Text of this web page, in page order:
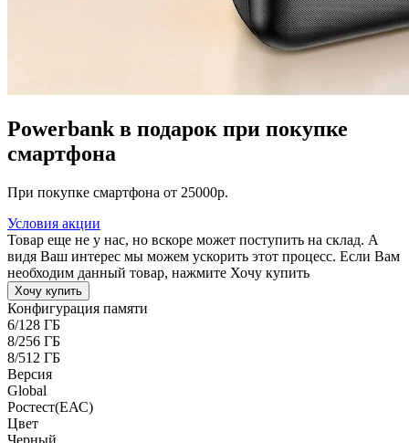
Powerbank в подарок при покупке
смартфона
При покупке смартфона от 25000р.
Условия акции
Товар еще не у нас, но вскоре может поступить на склад. А
видя Ваш интерес мы можем ускорить этот процесс. Если Вам
необходим данный товар, нажмите Хочу купить
Хочу купить
Конфигурация памяти
6/128 ГБ
8/256 ГБ
8/512 ГБ
Версия
Global
Pостест(ЕАС)
Цвет
Черный